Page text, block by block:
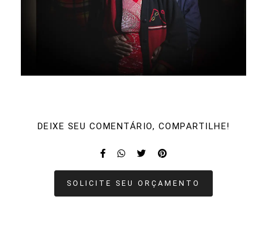
DEIXE SEU COMENTÁRIO, COMPARTILHE!
SOLICITE SEU ORÇAMENTO